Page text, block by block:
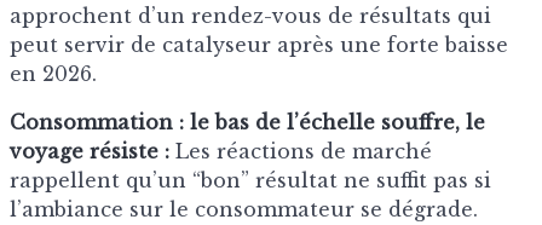
approchent d’un rendez-vous de résultats qui
peut servir de catalyseur après une forte baisse
en 2026.
Consommation : le bas de l’échelle souffre, le
voyage résiste : Les réactions de marché
rappellent qu’un “bon” résultat ne suffit pas si
l’ambiance sur le consommateur se dégrade.